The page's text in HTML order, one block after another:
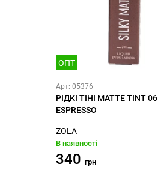
ОПТ
Арт: 05376
РІДКІ ТІНІ MATTE TINT 06
ESPRESSO
ZOLA
В наявності
340 грн